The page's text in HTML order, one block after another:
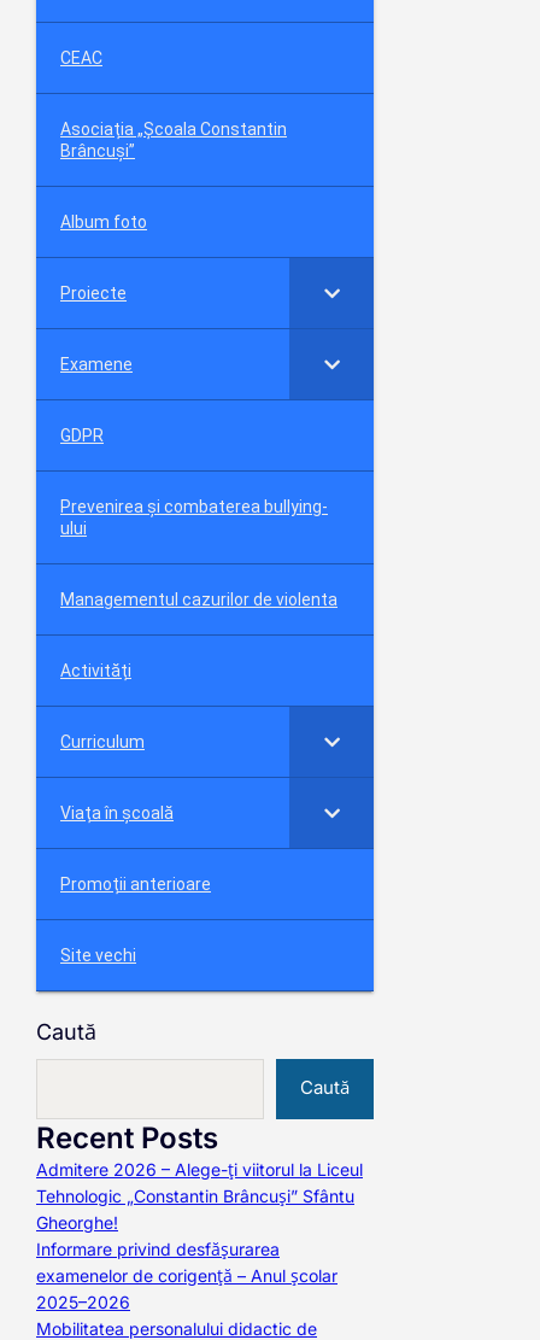
CEAC
Asociația „Școala Constantin
Brâncuși”
Album foto
Proiecte
Examene
GDPR
Prevenirea și combaterea bullying-
ului
Managementul cazurilor de violenta
Activități
Curriculum
Viața în școală
Promoții anterioare
Site vechi
Caută
Caută
Recent Posts
Admitere 2026 – Alege-ți viitorul la Liceul
Tehnologic „Constantin Brâncuși” Sfântu
Gheorghe!
Informare privind desfășurarea
examenelor de corigență – Anul școlar
2025–2026
Mobilitatea personalului didactic de